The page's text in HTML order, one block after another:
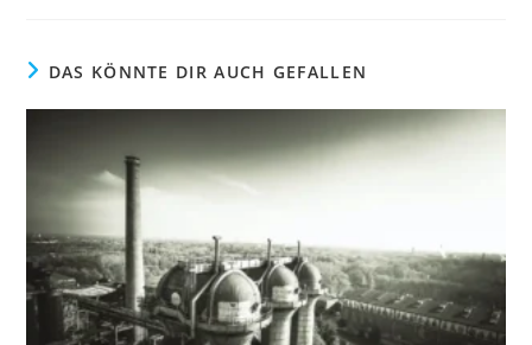
DAS KÖNNTE DIR AUCH GEFALLEN